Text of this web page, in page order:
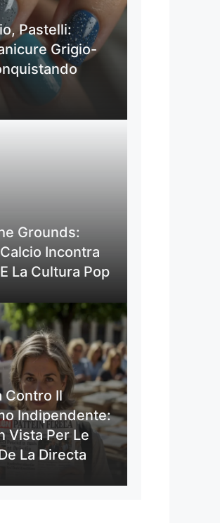
Pastelli:
Grigio-
Grounds:
Incontra
La Cultura Pop
Contro Il
Indipendente:
Vista Per Le
La Directa